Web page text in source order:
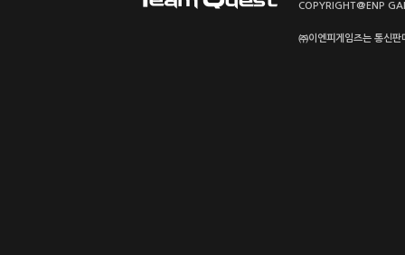
COPYRIGHT@ENP
㈜이엔피게임즈는 통신판